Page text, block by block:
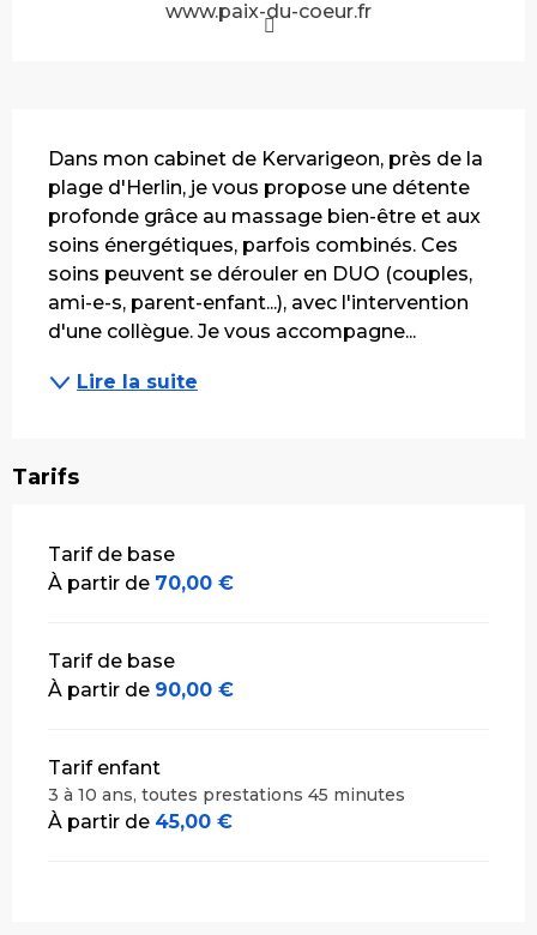
www.paix-du-coeur.fr
Dans mon cabinet de Kervarigeon, près de la
plage d'Herlin, je vous propose une détente
profonde grâce au massage bien-être et aux
soins énergétiques, parfois combinés. Ces
soins peuvent se dérouler en DUO (couples,
ami-e-s, parent-enfant...), avec l'intervention
d'une collègue. Je vous accompagne...
Lire la suite
Tarifs
Tarifs 2026
Tarif de base
À partir de 70,00 €
Tarif de base
À partir de 90,00 €
Tarif enfant
3 à 10 ans, toutes prestations 45 minutes
À partir de 45,00 €